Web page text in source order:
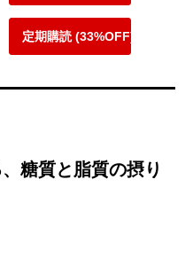
定期購読 (33%OFF)
糖質と脂質の摂り